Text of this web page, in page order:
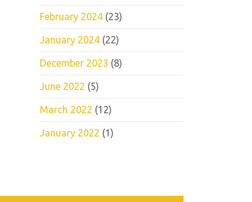
February 2024 (23)
January 2024 (22)
December 2023 (8)
June 2022 (5)
March 2022 (12)
January 2022 (1)